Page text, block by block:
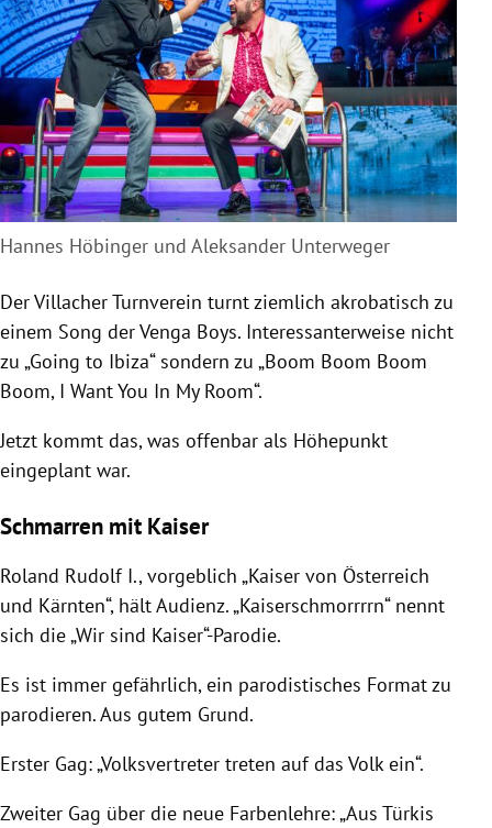
Hannes Höbinger und Aleksander Unterweger
Der Villacher Turnverein turnt ziemlich akrobatisch zu
einem Song der Venga Boys. Interessanterweise nicht
zu „Going to Ibiza“ sondern zu „Boom Boom Boom
Boom, I Want You In My Room“.
Jetzt kommt das, was offenbar als Höhepunkt
eingeplant war.
Schmarren mit Kaiser
Roland Rudolf I., vorgeblich „Kaiser von Österreich
und Kärnten“, hält Audienz. „Kaiserschmorrrrn“ nennt
sich die „Wir sind Kaiser“-Parodie.
Es ist immer gefährlich, ein parodistisches Format zu
parodieren. Aus gutem Grund.
Erster Gag: „Volksvertreter treten auf das Volk ein“.
Zweiter Gag über die neue Farbenlehre: „Aus Türkis